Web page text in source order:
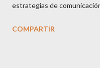
estrategias de
colaboradores y amigos
COMPARTIR